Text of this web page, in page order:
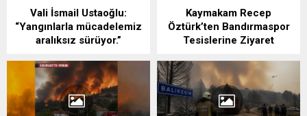
Vali İsmail Ustaoğlu:
“Yangınlarla mücadelemiz
aralıksız sürüyor.”
Kaymakam Recep
Öztürk’ten Bandırmaspor
Tesislerine Ziyaret